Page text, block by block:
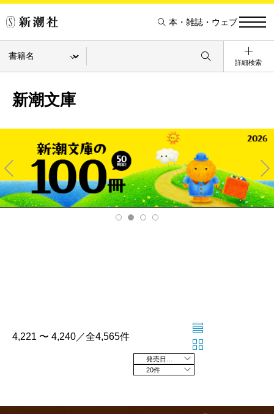
本・雑誌・ウェブ
詳細検索
新潮文庫
Pre
v
Ne
xt
4,221 〜 4,240／全4,565件
20件